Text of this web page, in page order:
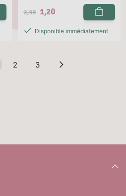
2,99 1,20
Disponible immédiatement
2 3